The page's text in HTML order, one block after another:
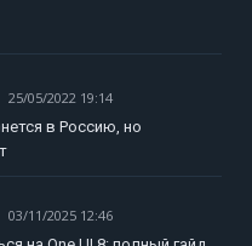
25/05/2022 19:14
в Россию, но
03/11/2025 12:46